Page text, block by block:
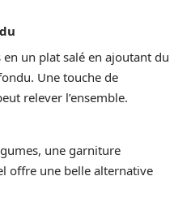
un plat salé en ajoutant du
Une touche de
relever l’ensemble.
une garniture
offre une belle alternative